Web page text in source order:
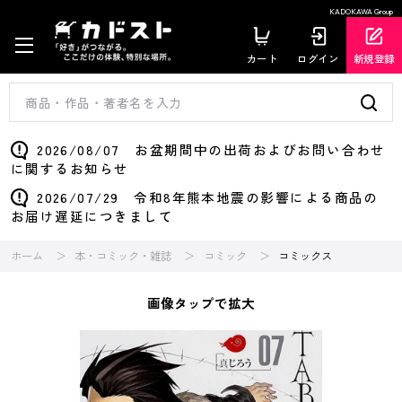
KADOKAWA Group
カート ログイン 新規登録
2026/08/07 お盆期間中の出荷およびお問い合わせ
に関するお知らせ
2026/07/29 令和8年熊本地震の影響による商品の
お届け遅延につきまして
ホーム 本・コミック・雑誌 コミック コミックス
画像タップで拡大